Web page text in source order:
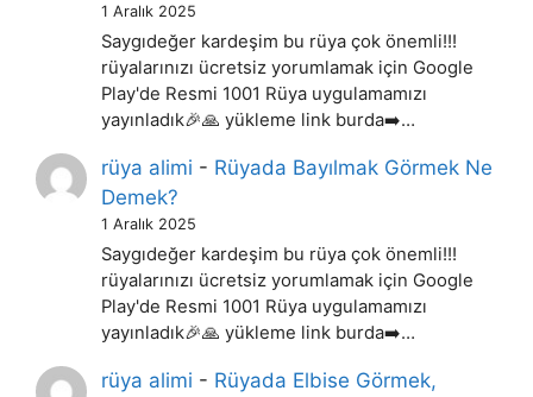
1 Aralık 2025
Saygıdeğer kardeşim bu rüya çok önemli!!!
rüyalarınızı ücretsiz yorumlamak için Google
Play'de Resmi 1001 Rüya uygulamamızı
yayınladık🎉🙏 yükleme link burda➡️…
rüya alimi - Rüyada Bayılmak Görmek Ne
Demek?
1 Aralık 2025
Saygıdeğer kardeşim bu rüya çok önemli!!!
rüyalarınızı ücretsiz yorumlamak için Google
Play'de Resmi 1001 Rüya uygulamamızı
yayınladık🎉🙏 yükleme link burda➡️…
rüya alimi - Rüyada Elbise Görmek,